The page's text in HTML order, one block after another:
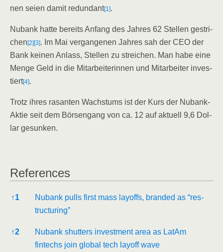
nen sei­en damit red­un­dant[1].
Nubank hat­te bereits Anfang des Jah­res 62 Stel­len gestri­
chen [2] [3]. Im Mai ver­gan­ge­nen Jah­res sah der CEO der
Bank kei­nen Anlass, Stel­len zu strei­chen. Man habe eine
Men­ge Geld in die Mit­ar­bei­te­rin­nen und Mit­ar­bei­ter inves­
tiert[4].
Trotz ihres rasan­ten Wachs­tums ist der Kurs der Nubank-
Aktie seit dem Bör­sen­gang von ca. 12 auf aktu­ell 9,6 Dol­
lar gesunken.
Refe­ren­ces
Refe­ren­ces
↑1
Nubank pulls first mass lay­offs, bran­ded as “res­
truc­tu­ring”
↑2
Nubank shut­ters invest­ment area as LatAm
fintechs join glo­bal tech lay­off wave